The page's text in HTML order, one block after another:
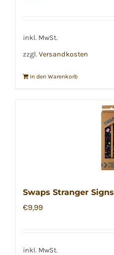
inkl. MwSt.
zzgl. Versandkosten
In den Warenkorb
Swaps Stranger Signs
€9,99
inkl. MwSt.